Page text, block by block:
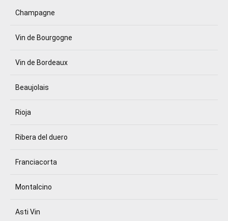
Champagne
Vin de Bourgogne
Vin de Bordeaux
Beaujolais
Rioja
Ribera del duero
Franciacorta
Montalcino
Asti Vin